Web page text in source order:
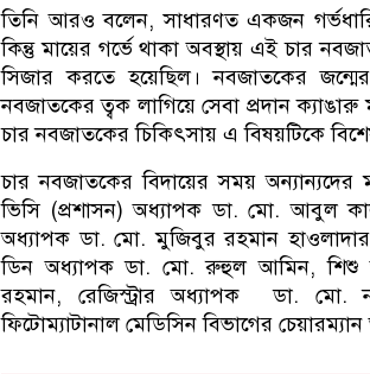
তিনি আরও বলেন, সাধারণত একজন
কিন্তু মায়ের গর্ভে থাকা অবস্থায় এই চার
সিজার করতে হয়েছিল। নবজাতকের
নবজাতকের ত্বক লাগিয়ে সেবা প্রদান
চার নবজাতকের চিকিৎসায় এ বিষয়টিকে
চার নবজাতকের বিদায়ের সময়
ভিসি (প্রশাসন) অধ্যাপক ডা. মো. আবুল
অধ্যাপক ডা. মো. মুজিবুর রহমান
ডিন অধ্যাপক ডা. মো. রুহুল আমিন, শিশু
রহমান, রেজিস্ট্রার অধ্যাপক ডা. মো.
ফিটোম্যাটানাল মেডিসিন বিভাগের